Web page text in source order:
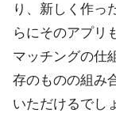
り、新しく作っ
らにそのアプリ
マッチングの仕
存のものの組み
いただけるでし